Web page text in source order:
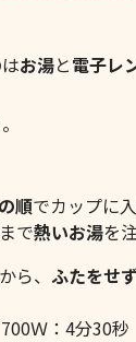
お湯と電子レ
順でカップに
で熱いお湯を
ら、ふたをせ
Ｗ：4分30秒